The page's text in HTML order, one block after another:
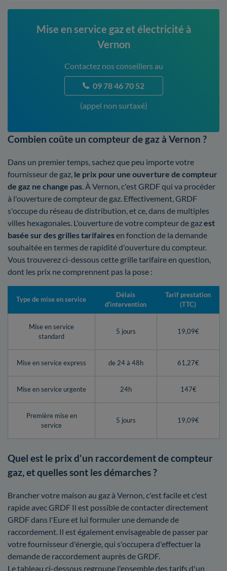
Mise en service gaz et électricité à
Vernon
Contactez nos conseillers au
09 78 46 70 52
(appel non surtaxé)
Combien coûte un compteur de gaz à Vernon ?
Dans un premier temps, sachez que peu importe votre
fournisseur de gaz, le prix pour une ouverture de compteur
de gaz ne change pas. À Vernon, c'est GRDF qui va procéder
à l'ouverture de compteur de gaz. Effectivement, GRDF
s'occupe du réseau de distribution, et ce, dans de multiples
villes hexagonales. L'ouverture de votre compteur de gazest
basée sur des grilles tarifairesen fonction de la demande
souhaitée en termes de rapidité d'ouverture du compteur.
Vous trouverez ci-dessous cette grille tarifaire en question,
dont les prix ne comprennent pas la pose :
Type de mise en service
Délais
d'intervention
Tarif prestation
(TTC)
Mise en service
standard
5 jours 19,09€
Mise en service express de 24 à 48h 61,27€
Mise en service urgente 24h 147€
Première mise en
service
5 jours 19,09€
Quel est le prix d'un raccordement de compteur
gaz, et quelles sont les démarches ?
Brancher votre maison au gaz à Vernon, c'est facile et c'est
rapide avec GRDF Il est possible de contacter directement
GRDF dans l'Eure et lui formuler une demande de
raccordement. Il est également envisageable de passer par
votre fournisseur d'énergie, qui s'occupera d'effectuer la
demande de raccordement auprès de GRDF.
Le tableau ci-dessous regroupe l'ensemble des tarifs d'un